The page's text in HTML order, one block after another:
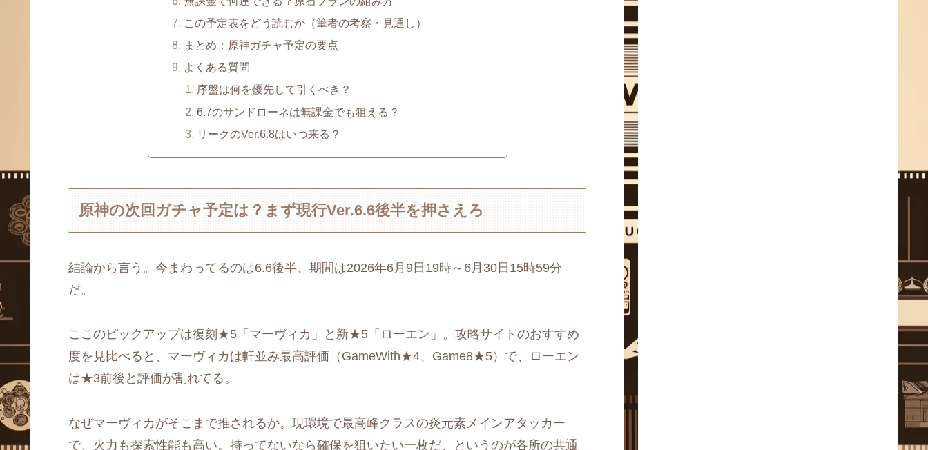
この予定表をどう読むか（筆者の考察・見通し）
まとめ：原神ガチャ予定の要点
よくある質問
序盤は何を優先して引くべき？
6.7のサンドローネは無課金でも狙える？
リークのVer.6.8はいつ来る？
原神の次回ガチャ予定は？まず現行Ver.6.6後半を押さえろ
結論から言う。今まわってるのは6.6後半、期間は2026年6月9日19時～6月30日15時59分
だ。
ここのピックアップは復刻★5「マーヴィカ」と新★5「ローエン」。攻略サイトのおすすめ
度を見比べると、マーヴィカは軒並み最高評価（GameWith★4、Game8★5）で、ローエン
は★3前後と評価が割れてる。
なぜマーヴィカがそこまで推されるか。現環境で最高峰クラスの炎元素メインアタッカー
で、火力も探索性能も高い。持ってないなら確保を狙いたい一枚だ、というのが各所の共通